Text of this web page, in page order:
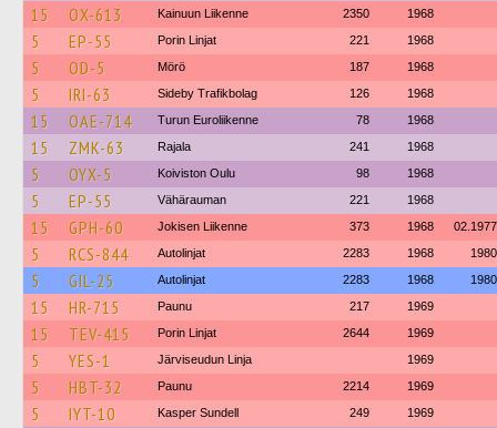
15 OX-613 Kainuun Liikenne 2350 1968
5 EP-55 Porin Linjat 221 1968
5 OD-5 Mörö 187 1968
5 IRI-63 Sideby Trafikbolag 126 1968
15 OAE-714 Turun Euroliikenne 78 1968
15 ZMK-63 Rajala 241 1968
5 OYX-5 Koiviston Oulu 98 1968
5 EP-55 Vähärauman 221 1968
15 GPH-60 Jokisen Liikenne 373 1968 02.1977
5 RCS-844 Autolinjat 2283 1968 1980
5 GIL-25 Autolinjat 2283 1968 1980
15 HR-715 Paunu 217 1969
15 TEV-415 Porin Linjat 2644 1969
5 YES-1 Järviseudun Linja 1969
5 HBT-32 Paunu 2214 1969
5 IYT-10 Kasper Sundell 249 1969